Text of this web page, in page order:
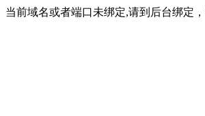
当前域名或者端口未绑定,请到后台绑定